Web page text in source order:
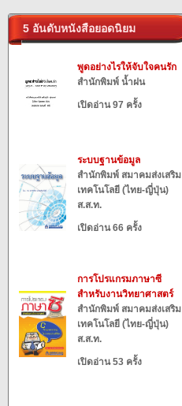
5 อันดับหนังสือยอดนิยม
พูดอย่างไรให้จับใจคนรัก
สำนักพิมพ์ น้ำฝน
เปิดอ่าน 97 ครั้ง
ระบบฐานข้อมูล
สำนักพิมพ์ สมาคมส่งเสริม
เทคโนโลยี (ไทย-ญี่ปุ่น)
ส.ส.ท.
เปิดอ่าน 66 ครั้ง
การโปรแกรมภาษาซี
สำหรับงานวิทยาศาสตร์
สำนักพิมพ์ สมาคมส่งเสริม
เทคโนโลยี (ไทย-ญี่ปุ่น)
ส.ส.ท.
เปิดอ่าน 53 ครั้ง